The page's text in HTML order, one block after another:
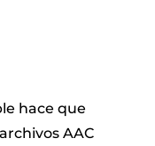
hace que
AAC